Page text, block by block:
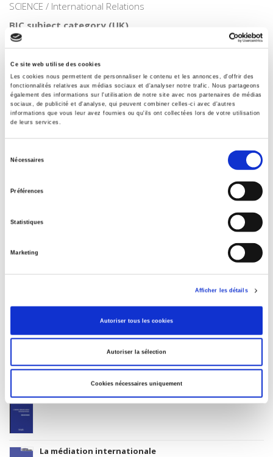
Ce site web utilise des cookies
Les cookies nous permettent de personnaliser le contenu et les annonces, d'offrir des
fonctionnalités relatives aux médias sociaux et d'analyser notre trafic. Nous partageons
également des informations sur l'utilisation de notre site avec nos partenaires de médias
sociaux, de publicité et d'analyse, qui peuvent combiner celles-ci avec d'autres
informations que vous leur avez fournies ou qu'ils ont collectées lors de votre utilisation
de leurs services.
Nécessaires
Préférences
Statistiques
Marketing
Afficher les détails
Autoriser tous les cookies
Autoriser la sélection
Cookies nécessaires uniquement
SCIENCE / International Relations
BIC subject category (UK)
JPS International relations
06 Professionnel et académique
Date de première publication du titre
22 mars 2023
Type d'ouvrage
Index, Bibliographie
Titres
Manuel de diplomatie
L'ordre hiérarchique international
La médiation internationale